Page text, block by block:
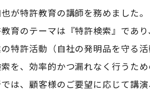
が特許教育の講師を務めました。
育のテーマは『特許検索』であ
特許活動（自社の発明品を守る
を、効率的かつ漏れなく行うた
は、顧客様のご要望に応じて講